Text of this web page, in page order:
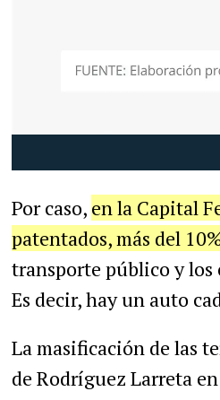
Por caso, en la Capital
patentados, más del
transporte público y los
Es decir, hay un auto
La masificación de las
de Rodríguez Larreta